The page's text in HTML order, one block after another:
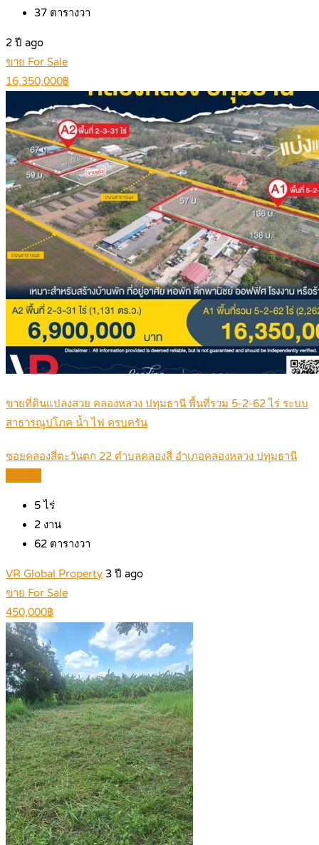
37 ตารางวา
2 ปี ago
ขาย For Sale
16,350,000฿
ขายที่ดินแปลงสวย คลองหลวง ปทุมธานี พื้นที่รวม 5-2-62 ไร่ ระบบ
สาธารณูปโภค น้ำ ไฟ ครบครัน
ซอยคลองสี่ตะวันตก 22 ตำบลคลองสี่ อำเภอคลองหลวง ปทุมธานี
5ไร่
2 งาน
62 ตารางวา
VR Global Property 3 ปี ago
ขาย For Sale
450,000฿